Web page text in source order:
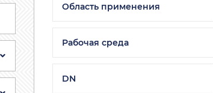
Область применения
Рабочая среда
DN